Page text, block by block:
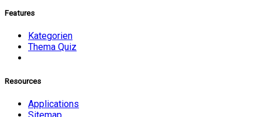
Features
Kategorien
Thema Quiz
Resources
Applications